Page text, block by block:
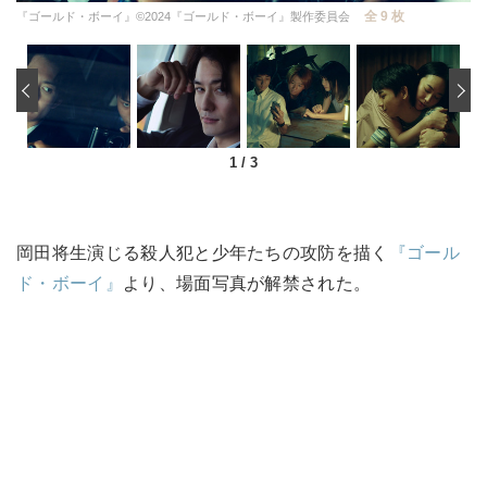
『ゴールド・ボーイ』©2024『ゴールド・ボーイ』製作委員会 全 9 枚
1 / 3
岡田将生演じる殺人犯と少年たちの攻防を描く
『ゴール
ド・ボーイ』
より、場面写真が解禁された。